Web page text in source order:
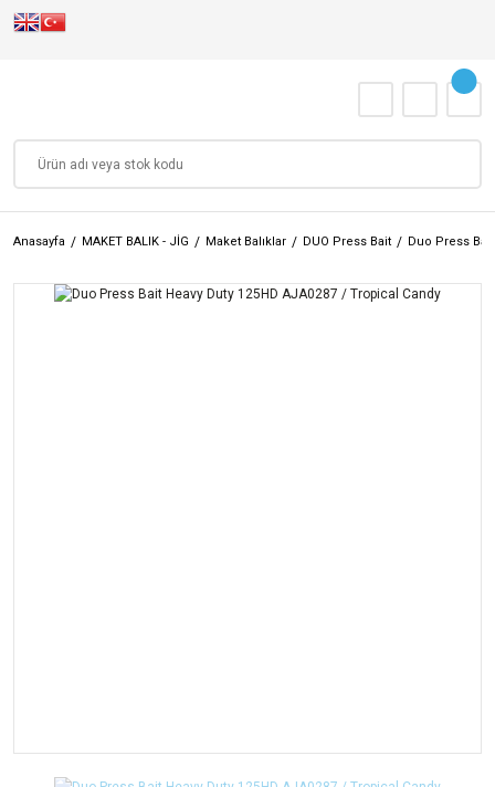
Anasayfa MAKET BALIK - JİG Maket Balıklar DUO Press Bait Duo Press